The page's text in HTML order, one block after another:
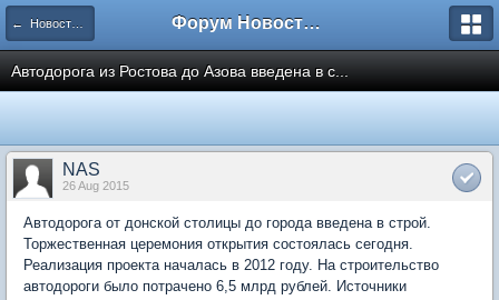
← Новости рынка недвижимости Форум Новостройки
Автодорога из Ростова до Азова введена в с...
NAS
26 Aug 2015
Автодорога от донской столицы до города введена в строй.
Торжественная церемония открытия состоялась сегодня.
Реализация проекта началась в 2012 году. На строительство
автодороги было потрачено 6,5 млрд рублей. Источники